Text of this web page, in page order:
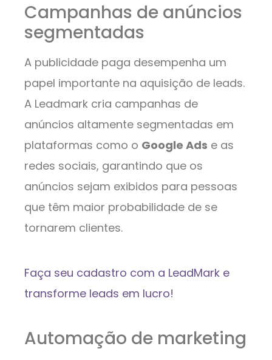
Campanhas de anúncios
segmentadas
A publicidade paga desempenha um
papel importante na aquisição de leads.
A Leadmark cria campanhas de
anúncios altamente segmentadas em
plataformas como o Google Ads e as
redes sociais, garantindo que os
anúncios sejam exibidos para pessoas
que têm maior probabilidade de se
tornarem clientes.
Faça seu cadastro com a LeadMark e
transforme leads em lucro!
Automação de marketing